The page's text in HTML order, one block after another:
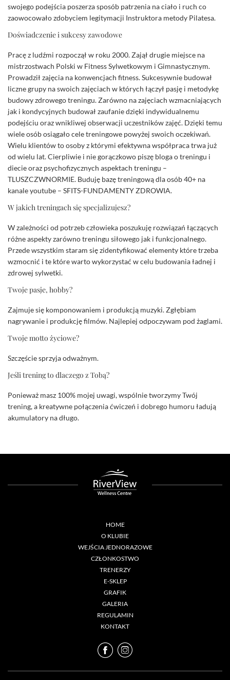
swojego podejścia poszerza sposób patrzenia na ciało i ruch co
zaowocowało zdobyciem legitymacji Instruktora metody Pilatesa.
Doświadczenie i sukcesy zawodowe
Pracę z ludźmi rozpoczął w roku 2000. Zajął drugie miejsce na
mistrzostwach Polski w Fitness Sylwetkowym i Gimnastycznym.
Prowadził zajęcia na konwencjach fitness. Sukcesywnie budował
liczne grupy na swoich zajęciach w których łączył pasję i metodykę
budowy zdrowego treningu. Zarówno na zajęciach wzmacniających
jak i kondycyjnych budował zaufanie dzięki indywidualnemu
podejściu oraz wnikliwej obserwacji uczestników zajęć. Dzięki temu
wiele osób osiągało cele treningowe powyżej swoich oczekiwań.
Wielu klientów to osoby z którymi efektywna współpraca trwa już
od wielu lat. Cierpliwie i nie gorączkowo piszę bloga o treningu i
diecie oraz psychofizycznych aspektach treningu –
TLUSZCZWNORMIE. Buduję bazę treningową dla osób 40+ na
kanale youtube – SFITS-FUNDAMENTY ZDROWIA.
W jakich treningach się specjalizujesz?
W zależności od potrzeb człowieka poszukuję rozwiązań łączących
różne aspekty zarówno treningu siłowego jak i funkcjonalnego.
Przede wszystkim staram się zidentyfikować elementy które trzeba
wzmocnić i te które warto wykorzystać w celu budowania ładnej i
zdrowej sylwetki.
Twoje pasje, hobby?
Zajmuje się komponowaniem i produkcją muzyki. Zgłębiam
nagrywanie i produkcję filmów. Najlepiej odpoczywam pod żaglami.
Twoje motto życiowe?
Szczęście sprzyja odważnym.
Jeśli trening to dlaczego z Tobą?
Ponieważ masz 100% mojej uwagi, wspólnie tworzymy Twój
trening, a kreatywne połączenia ćwiczeń i dobrego humoru ładują
akumulatory na długo.
HOME
O KLUBIE
WEJŚCIA JEDNORAZOWE
CZŁONKOSTWO
TRENERZY
E-SKLEP
GRAFIK
GALERIA
REGULAMIN
KONTAKT